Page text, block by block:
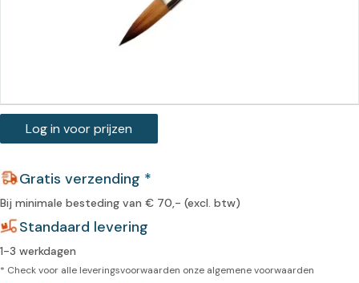
Log in voor prijzen
Gratis verzending *
Bij minimale besteding van € 70,- (excl. btw)
Standaard levering
1-3 werkdagen
* Check voor alle leveringsvoorwaarden onze algemene voorwaarden